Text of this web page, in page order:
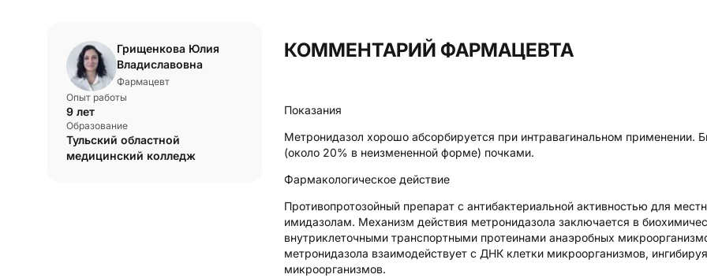
КОММЕНТАРИЙ ФАРМАЦЕВТА
Грищенкова Юлия
Владиславовна
Фармацевт
Опыт работы
9 лет
Образование
Тульский областной
медицинский колледж
Показания
Метронидазол хорошо абсорбируется при интравагинальном применении.
(около 20% в неизмененной форме) почками.
Фармакологическое действие
Противопротозойный препарат с антибактериальной активностью для
имидазолам. Механизм действия метронидазола заключается в
внутриклеточными транспортными протеинами анаэробных
метронидазола взаимодействует с ДНК клетки микроорганизмов,
микроорганизмов.